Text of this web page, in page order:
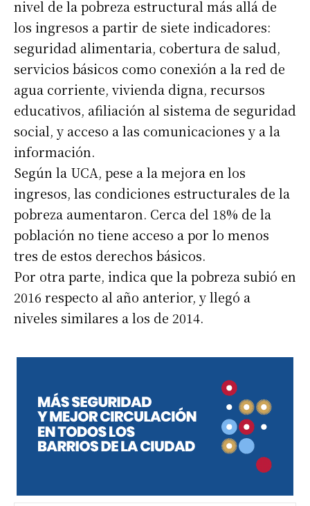
nivel de la pobreza estructural más allá de
los ingresos a partir de siete indicadores:
seguridad alimentaria, cobertura de salud,
servicios básicos como conexión a la red de
agua corriente, vivienda digna, recursos
educativos, afiliación al sistema de seguridad
social, y acceso a las comunicaciones y a la
información.
Según la UCA, pese a la mejora en los
ingresos, las condiciones estructurales de la
pobreza aumentaron. Cerca del 18% de la
población no tiene acceso a por lo menos
tres de estos derechos básicos.
Por otra parte, indica que la pobreza subió en
2016 respecto al año anterior, y llegó a
niveles similares a los de 2014.